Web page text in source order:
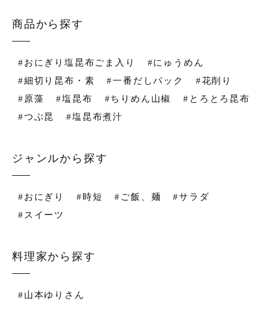
商品から探す
#おにぎり塩昆布ごま入り
#にゅうめん
#細切り昆布・素
#一番だしパック
#花削り
#原藻
#塩昆布 #ちりめん山椒
#とろとろ昆布
#つぶ昆
#塩昆布煮汁
ジャンルから探す
#おにぎり #時短 #ご飯、麺
#サラダ
#スイーツ
料理家から探す
#山本ゆりさん